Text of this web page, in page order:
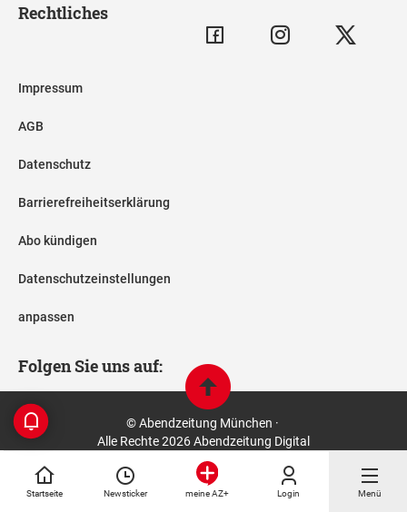
Startseite Newsticker meine AZ+ Login Menü
Rechtliches
Impressum
AGB
Datenschutz
Barrierefreiheitserklärung
Abo kündigen
Datenschutzeinstellungen
anpassen
Folgen Sie uns auf:
© Abendzeitung München ·
Alle Rechte 2026 Abendzeitung Digital